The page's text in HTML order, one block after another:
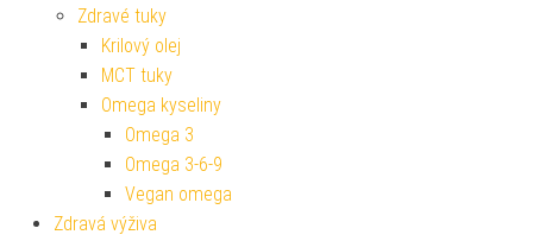
Zdravé tuky
Krilový olej
MCT tuky
Omega kyseliny
Omega 3
Omega 3-6-9
Vegan omega
Zdravá výživa